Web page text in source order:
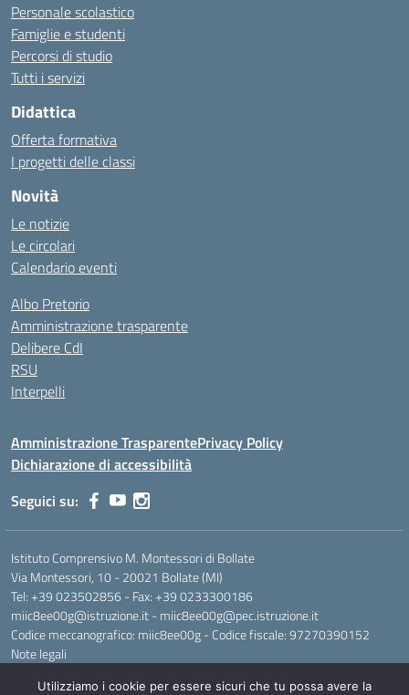
Personale scolastico
Famiglie e studenti
Percorsi di studio
Tutti i servizi
Didattica
Offerta formativa
I progetti delle classi
Novità
Le notizie
Le circolari
Calendario eventi
Albo Pretorio
Amministrazione trasparente
Delibere CdI
RSU
Interpelli
Amministrazione TrasparentePrivacy Policy
Dichiarazione di accessibilità
Seguici su:
Istituto Comprensivo M. Montessori di Bollate
Via Montessori, 10 - 20021 Bollate (MI)
Tel: +39 023502856 - Fax: +39 0233300186
miic8ee00g@istruzione.it - miic8ee00g@pec.istruzione.it
Codice meccanografico: miic8ee00g - Codice fiscale: 97270390152
Note legali
Utilizziamo i cookie per essere sicuri che tu possa avere la